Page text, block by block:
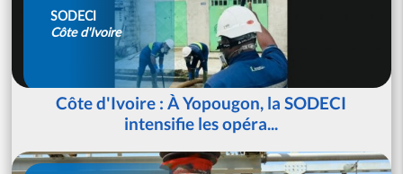
SODECI
Côte d'Ivoire
Côte d'Ivoire : À Yopougon, la SODECI
intensifie les opéra...